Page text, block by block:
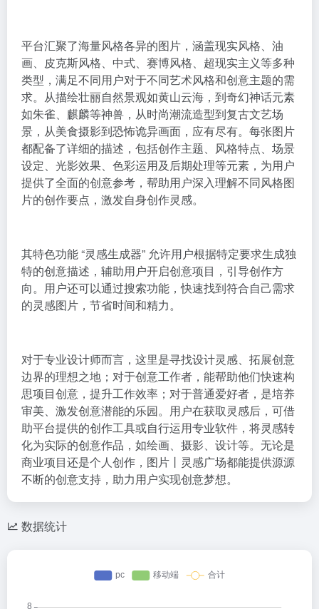
平台汇聚了海量风格各异的图片，涵盖现实风格、油
画、皮克斯风格、中式、赛博风格、超现实主义等多种
类型，满足不同用户对于不同艺术风格和创意主题的需
求。从描绘壮丽自然景观如黄山云海，到奇幻神话元素
如朱雀、麒麟等神兽，从时尚潮流造型到复古文艺场
景，从美食摄影到恐怖诡异画面，应有尽有。每张图片
都配备了详细的描述，包括创作主题、风格特点、场景
设定、光影效果、色彩运用及后期处理等元素，为用户
提供了全面的创意参考，帮助用户深入理解不同风格图
片的创作要点，激发自身创作灵感。
其特色功能 “灵感生成器” 允许用户根据特定要求生成独
特的创意描述，辅助用户开启创意项目，引导创作方
向。用户还可以通过搜索功能，快速找到符合自己需求
的灵感图片，节省时间和精力。
对于专业设计师而言，这里是寻找设计灵感、拓展创意
边界的理想之地；对于创意工作者，能帮助他们快速构
思项目创意，提升工作效率；对于普通爱好者，是培养
审美、激发创意潜能的乐园。用户在获取灵感后，可借
助平台提供的创作工具或自行运用专业软件，将灵感转
化为实际的创意作品，如绘画、摄影、设计等。无论是
商业项目还是个人创作，图片丨灵感广场都能提供源源
不断的创意支持，助力用户实现创意梦想。
数据统计